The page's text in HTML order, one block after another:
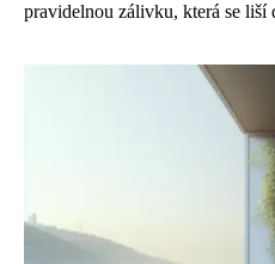
pravidelnou zálivku, která se liší